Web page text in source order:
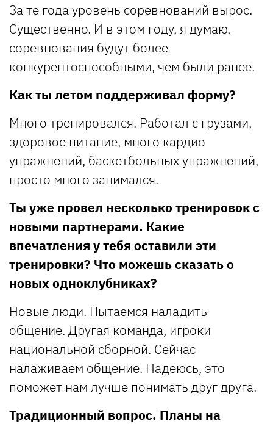
За те года уровень соревнований вырос.
Существенно. И в этом году, я думаю,
соревнования будут более
конкурентоспособными, чем были ранее.
Как ты летом поддерживал форму?
Много тренировался. Работал с грузами,
здоровое питание, много кардио
упражнений, баскетбольных упражнений,
просто много занимался.
Ты уже провел несколько тренировок с
новыми партнерами. Какие
впечатления у тебя оставили эти
тренировки? Что можешь сказать о
новых одноклубниках?
Новые люди. Пытаемся наладить
общение. Другая команда, игроки
национальной сборной. Сейчас
налаживаем общение. Надеюсь, это
поможет нам лучше понимать друг друга.
Традиционный вопрос. Планы на